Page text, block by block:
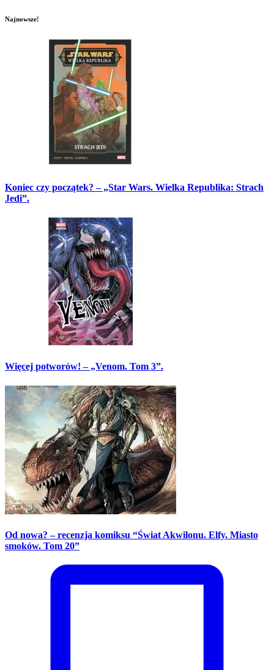
Najnowsze!
Koniec czy początek? – „Star Wars. Wielka Republika: Strach
Jedi”.
Więcej potworów! – „Venom. Tom 3”.
Od nowa? – recenzja komiksu “Świat Akwilonu. Elfy. Miasto
smoków. Tom 20”